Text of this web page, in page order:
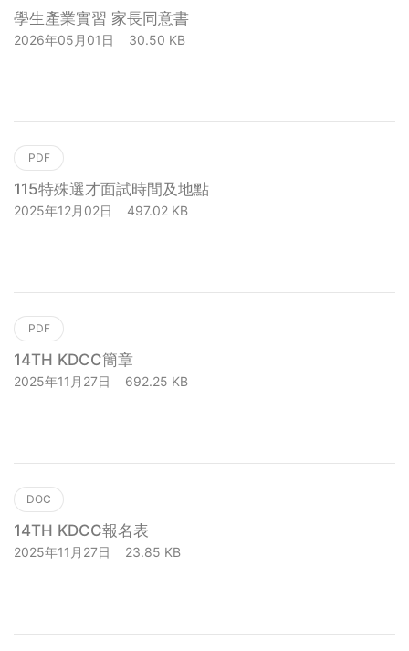
學生產業實習 家長同意書
2026年05月01日 30.50 KB
PDF
115特殊選才面試時間及地點
2025年12月02日 497.02 KB
PDF
14TH KDCC簡章
2025年11月27日 692.25 KB
DOC
14TH KDCC報名表
2025年11月27日 23.85 KB